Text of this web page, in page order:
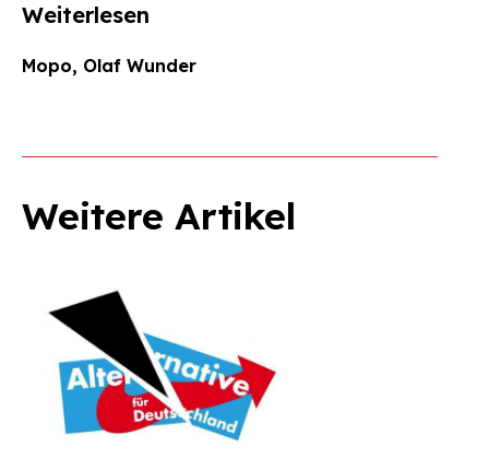
Weiterlesen
Mopo, Olaf Wunder
Weitere Artikel